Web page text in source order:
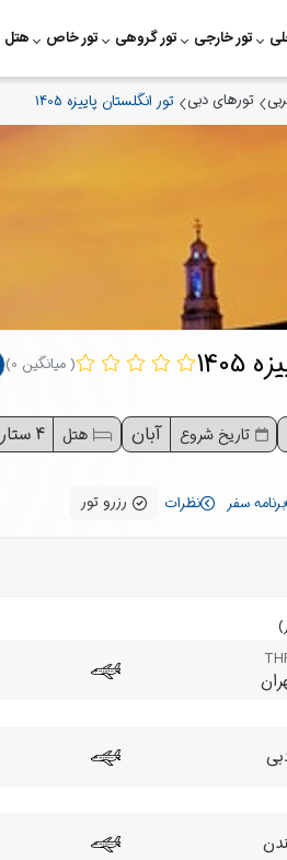
تور خارجی تور گروهی تور خاص هتل
تورهای دبی تور انگلستان پاییزه 1405
( میانگین 0)
تاریخ شروع آبان هتل 4
برنامه سفر نظرات رزرو تور